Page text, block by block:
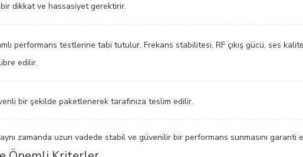
bir dikkat ve hassasiyet gerektirir.
performans testlerine tabi tutulur. Frekans stabilitesi, RF çıkış gücü, ses
edilir.
bir şekilde paketlenerek tarafınıza teslim edilir.
zamanda uzun vadede stabil ve güvenilir bir performans sunmasını garanti